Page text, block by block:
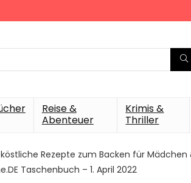
Reise &
Abenteuer
Krimis &
Thriller
77 köstliche Rezepte zum Backen für
Taschenbuch – 1. April 2022